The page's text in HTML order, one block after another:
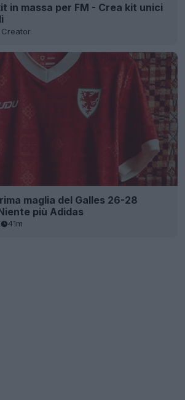
in massa per FM - Crea kit unici
Creator
maglia del Galles 26-28
più Adidas
41m